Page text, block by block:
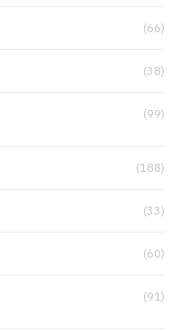
(66)
(38)
(99)
(188)
(33)
(60)
(91)